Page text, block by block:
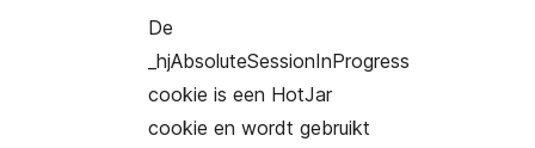
De
_hjAbsoluteSessionInProgress
cookie is een HotJar
cookie en wordt gebruikt